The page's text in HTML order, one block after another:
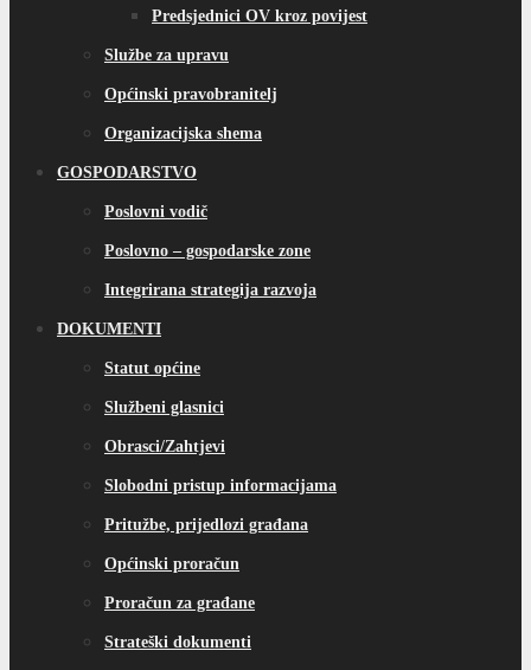
Predsjednici OV kroz povijest
Službe za upravu
Općinski pravobranitelj
Organizacijska shema
GOSPODARSTVO
Poslovni vodič
Poslovno – gospodarske zone
Integrirana strategija razvoja
DOKUMENTI
Statut općine
Službeni glasnici
Obrasci/Zahtjevi
Slobodni pristup informacijama
Pritužbe, prijedlozi građana
Općinski proračun
Proračun za građane
Strateški dokumenti